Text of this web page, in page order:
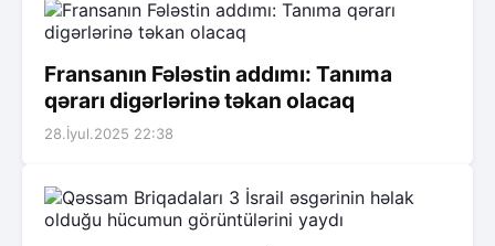
Fransanın Fələstin addımı: Tanıma
qərarı digərlərinə təkan olacaq
28.İyul.2025 22:38